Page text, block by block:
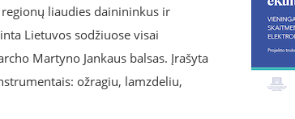
liaudies dainininkus ir
Lietuvos sodžiuose visai
Martyno Jankaus balsas. Įrašyta
ožragiu, lamzdeliu,